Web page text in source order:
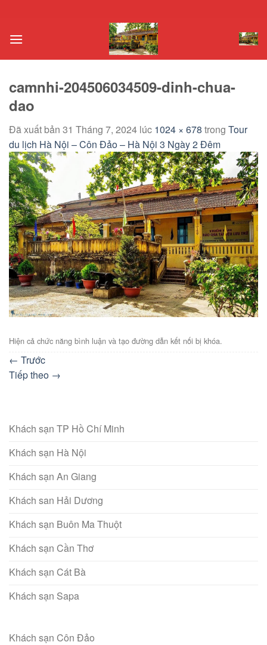
nội
camnhi-204506034509-dinh-chua-
dao
Đã xuất bản 31 Tháng 7, 2024 lúc 1024 × 678 trong Tour
du lịch Hà Nội – Côn Đảo – Hà Nội 3 Ngày 2 Đêm
Hiện cả chức năng bình luận và tạo đường dẫn kết nối bị khóa.
← Trước
Tiếp theo →
Khách sạn TP Hồ Chí Minh
Khách sạn Hà Nội
Khách sạn An Giang
Khách san Hải Dương
Khách sạn Buôn Ma Thuột
Khách sạn Cần Thơ
Khách sạn Cát Bà
Khách sạn Sapa
Khách sạn Côn Đảo